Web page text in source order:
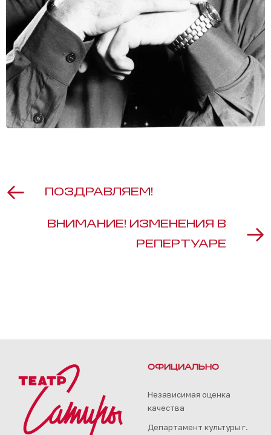
ПОЗДРАВЛЯЕМ!
ВНИМАНИЕ! ИЗМЕНЕНИЯ В
РЕПЕРТУАРЕ
ОФИЦИАЛЬНО
Независимая оценка
качества
Департамент культуры г.